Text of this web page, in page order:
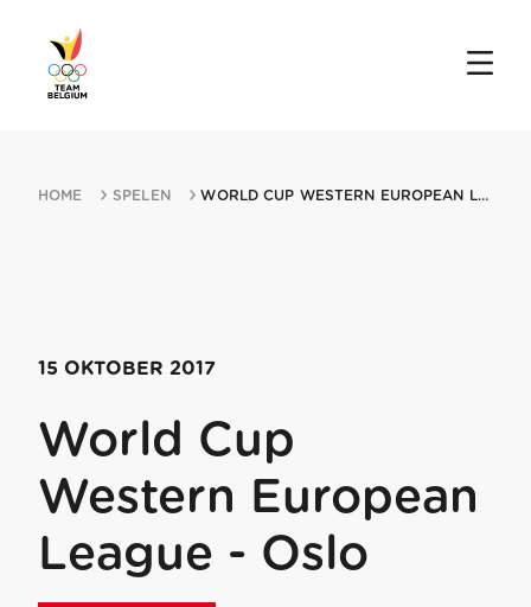
HOME SPELEN WORLD CUP WESTERN EUROPEAN LEAGUE MIN OSLO 15102017 OSLO
15 OKTOBER 2017
World Cup
Western European
League - Oslo